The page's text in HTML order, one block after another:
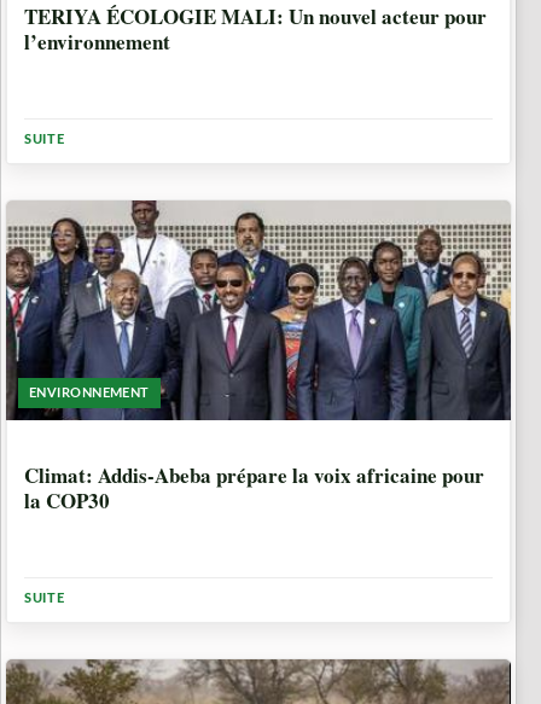
TERIYA ÉCOLOGIE MALI: Un nouvel acteur pour
l’environnement
SUITE
ENVIRONNEMENT
Climat: Addis-Abeba prépare la voix africaine pour
la COP30
SUITE